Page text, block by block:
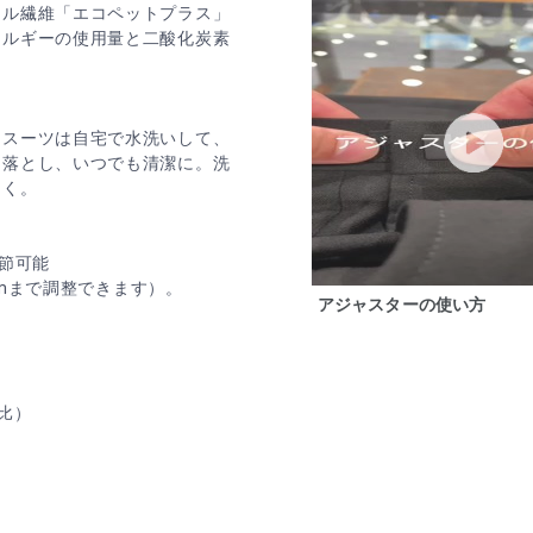
繊維「エコペットプラス」
ギーの使用量と二酸化炭素
ーツは自宅で水洗いして、
とし、いつでも清潔に。洗
。
可能
で調整できます）。
）
アジャスターの使い方